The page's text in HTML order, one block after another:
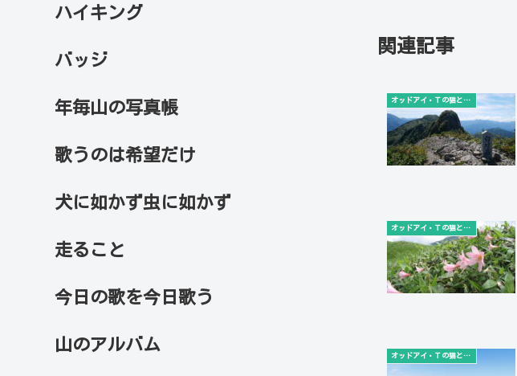
関連記事
オッドアイ・Ｔの猫とその一味
オッドアイ・Ｔの猫とその一味
オッドアイ・Ｔの猫とその一味
ハイキング
バッジ
年毎山の写真帳
歌うのは希望だけ
犬に如かず虫に如かず
走ること
今日の歌を今日歌う
山のアルバム